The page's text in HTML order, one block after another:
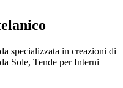
specializzata in creazioni di
Sole, Tende per Interni